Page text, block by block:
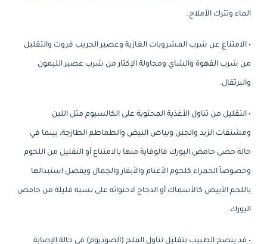
الماء وتترك الأملاح.
• الامتناع عن شرب المشروبات الغازية وعصير الجريب فروت والتقليل
من شرب القهوة والشاي ومحاولة الإكثار من شرب عصير الليمون
والبرتقال.
• التقليل من تناول الأغذية المحتوية على الكالسيوم مثل اللبن
ومشتقات الزبد والجبن وبياض البيض والطماطم الطازجة، بينما في
حالة حصى حامض اليورك فالوقاية منها بالامتناع أو التقليل من اللحوم
وخصوصاً الحمراء كلحوم الأغنام والأبقار والجمال ويفضل استبدالها
باللحم الأبيض كالأسماك أو الدجاج لاحتوائه على نسبة قليلة من حامض
اليورك.
• قد ينصح الطبيب بتقليل تناول الملح (الصوديوم) في حالة الإصابة